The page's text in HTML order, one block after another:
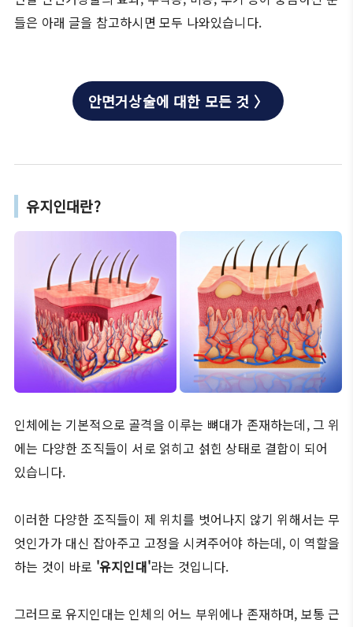
들은 아래 글을 참고하시면 모두 나와있습니다.
안면거상술에 대한 모든 것 〉
유지인대란?
인체에는 기본적으로 골격을 이루는 뼈대가 존재하는데, 그 위
에는 다양한 조직들이 서로 얽히고 섥힌 상태로 결합이 되어
있습니다.
이러한 다양한 조직들이 제 위치를 벗어나지 않기 위해서는 무
엇인가가 대신 잡아주고 고정을 시켜주어야 하는데, 이 역할을
하는 것이 바로 '유지인대'라는 것입니다.
그러므로 유지인대는 인체의 어느 부위에나 존재하며, 보통 근